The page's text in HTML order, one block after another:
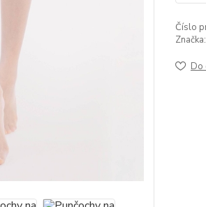
Číslo
Značka:
Do